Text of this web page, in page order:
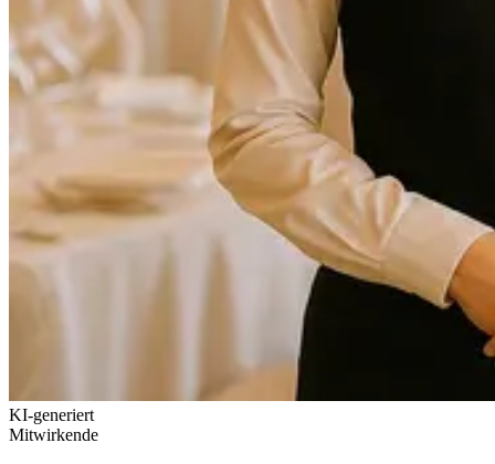
KI-generiert
Mitwirkende